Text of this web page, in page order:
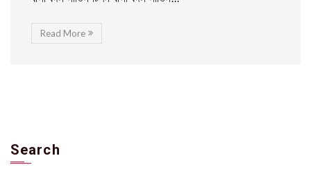
Read More
Search